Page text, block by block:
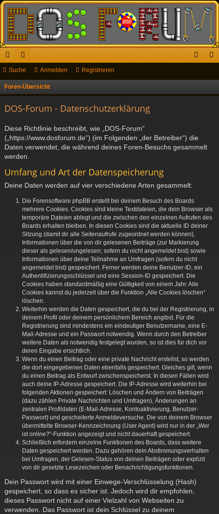
ch
ne
riff
or
en
Suche Anmelden Registrieren
Foren-Übersicht
DOS-Forum - Datenschutzerklärung
Diese Richtlinie beschreibt, wie „DOS-Forum“
(„https://www.dosforum.de“) (im Folgenden „der Betreiber“) die
Daten verwendet, die während deines Foren-Besuchs gesammelt
werden.
Umfang und Art der Datenspeicherung
Deine Daten werden auf vier verschiedene Arten gesammelt:
Die Forensoftware phpBB erstellt bei deinem Besuch des Boards
mehrere Cookies. Cookies sind kleine Textdateien, die dein Browser als
temporäre Dateien ablegt und die zwischen den einzelnen Aufrufen des
Boards erhalten bleiben. In diesen Cookies sind die aktuelle ID deiner
Sitzung (damit dir alle Seitenaufrufe zugeordnet werden können),
Informationen über die von dir gelesenen Beiträge (zur Markierung
dieser als gelesen/ungelesen; sofern du nicht angemeldet bist) sowie
Informationen über deine Teilnahme an Umfragen (sofern du nicht
angemeldet bist) gespeichert. Ferner werden deine Benutzer-ID, ein
Authentifizierungsschlüssel und eine Session-ID gespeichert. Die
Cookies haben standardmäßig eine Gültigkeit von einem Jahr. Alle
Cookies kannst du jederzeit über die Funktion „Alle Cookies löschen“
löschen.
Weiterhin werden die Daten gespeichert, die du bei der Registrierung, in
deinem Profil oder deinem persönlichem Bereich angibst. Für die
Registrierung sind mindestens ein eindeutiger Benutzername, eine E-
Mail-Adresse und ein Passwort notwendig. Wenn durch den Betreiber
weitere Daten als notwendig festgelegt wurden, so ist dies für dich vor
deren Eingabe ersichtlich.
Wenn du einen Beitrag oder eine private Nachricht erstellst, so werden
die dort eingegebenen Daten ebenfalls gespeichert. Gleiches gilt, wenn
du einen Beitrag als Entwurf zwischenspeicherst. In diesen Fällen wird
auch deine IP-Adresse gespeichert. Die IP-Adresse wird weiterhin bei
folgenden Aktionen gespeichert: Löschen und Ändern von Beiträgen
(dazu zählen Private Nachrichten und Umfragen), Änderungen an
zentralen Profildaten (E-Mail-Adresse, Kontoaktivierung, Benutzer-
Passwort) und gescheiterte Anmeldeversuche. Die von deinem Browser
übermittelte Browser-Kennzeichnung (User Agent) wird nur in der „Wer
ist online?“-Funktion angezeigt und nicht dauerhaft gespeichert.
Schließlich erfordern einzelne Funktionen des Boards, dass weitere
Daten gespeichert werden. Dazu gehören dein Abstimmungsverhalten
bei Umfragen, der Gelesen-Status von deinen Beiträgen oder explizit
von dir gesetzte Lesezeichen oder Benachrichtigungsfunktionen.
Dein Passwort wird mit einer Einwege-Verschlüsselung (Hash)
gespeichert, so dass es sicher ist. Jedoch wird dir empfohlen,
dieses Passwort nicht auf einer Vielzahl von Webseiten zu
verwenden. Das Passwort ist dein Schlüssel zu deinem